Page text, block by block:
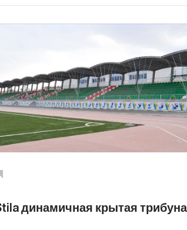
динамичная крытая трибуна